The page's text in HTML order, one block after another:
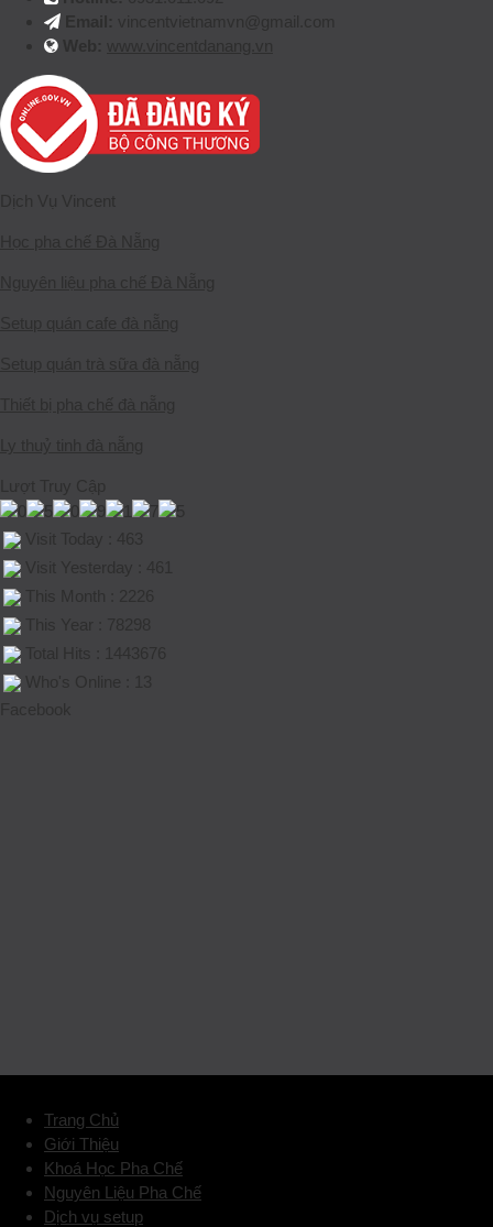
Trang Chủ
Giới Thiệu
Khoá Học Pha Chế
Nguyên Liệu Pha Chế
Dịch vụ setup